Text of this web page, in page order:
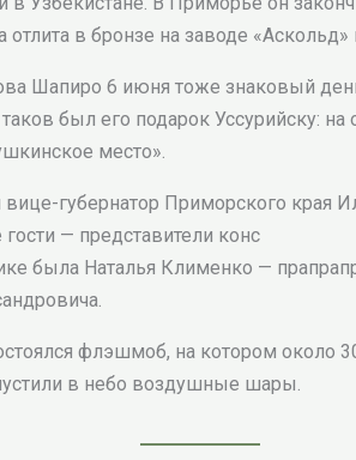
отлита в бронзе на заводе
Шапиро 6 июня тоже знаковый
был его подарок Уссурийску:
место».
губернатор Приморского края
— представители конс
была Наталья Клименко —
флэшмоб, на котором около
в небо воздушные шары.